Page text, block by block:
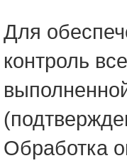
Для
контроль
Обработка